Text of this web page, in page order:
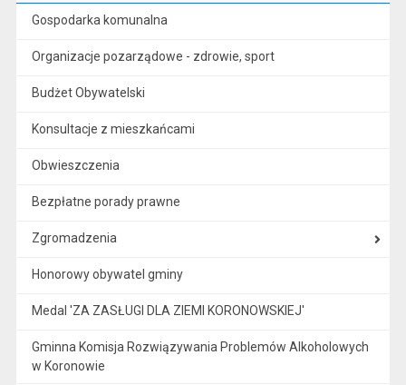
Gospodarka komunalna
Organizacje pozarządowe - zdrowie, sport
Budżet Obywatelski
Konsultacje z mieszkańcami
Obwieszczenia
Bezpłatne porady prawne
Zgromadzenia
Honorowy obywatel gminy
Medal 'ZA ZASŁUGI DLA ZIEMI KORONOWSKIEJ'
Gminna Komisja Rozwiązywania Problemów Alkoholowych
w Koronowie